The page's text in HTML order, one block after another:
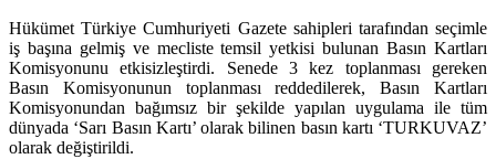
Hükümet Türkiye Cumhuriyeti Gazete sahipleri tarafından seçimle
iş başına gelmiş ve mecliste temsil yetkisi bulunan Basın Kartları
Komisyonunu etkisizleştirdi. Senede 3 kez toplanması gereken
Basın Komisyonunun toplanması reddedilerek, Basın Kartları
Komisyonundan bağımsız bir şekilde yapılan uygulama ile tüm
dünyada ‘Sarı Basın Kartı’ olarak bilinen basın kartı ‘TURKUVAZ’
olarak değiştirildi.